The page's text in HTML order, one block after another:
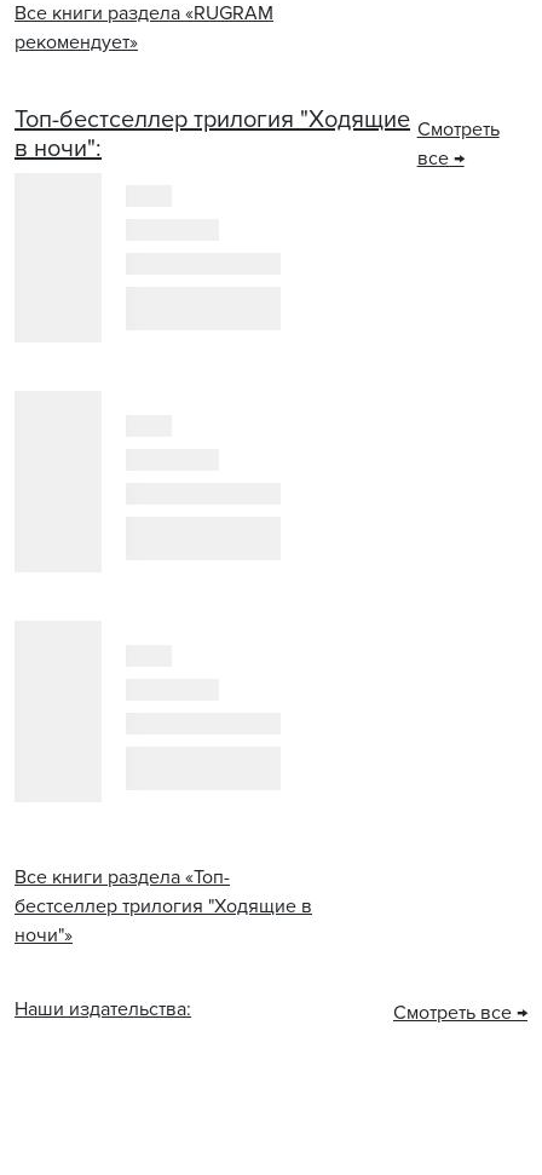
Все книги раздела «RUGRAM
рекомендует»
Топ-бестселлер трилогия "Ходящие
в ночи":
Смотреть
все →
Все книги раздела «Топ-
бестселлер трилогия "Ходящие в
ночи"»
Наши издательства: Смотреть все →